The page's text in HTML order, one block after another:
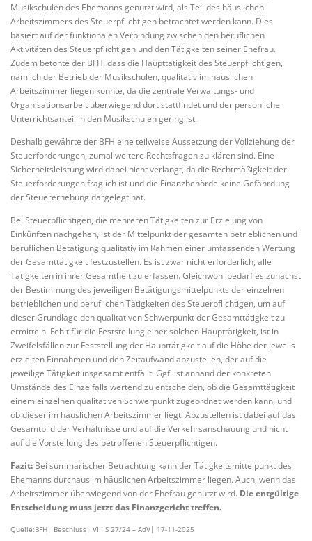
Musikschulen des Ehemanns genutzt wird, als Teil des häuslichen
Arbeitszimmers des Steuerpflichtigen betrachtet werden kann. Dies
basiert auf der funktionalen Verbindung zwischen den beruflichen
Aktivitäten des Steuerpflichtigen und den Tätigkeiten seiner Ehefrau.
Zudem betonte der BFH, dass die Haupttätigkeit des Steuerpflichtigen,
nämlich der Betrieb der Musikschulen, qualitativ im häuslichen
Arbeitszimmer liegen könnte, da die zentrale Verwaltungs- und
Organisationsarbeit überwiegend dort stattfindet und der persönliche
Unterrichtsanteil in den Musikschulen gering ist.
Deshalb gewährte der BFH eine teilweise Aussetzung der Vollziehung der
Steuerforderungen, zumal weitere Rechtsfragen zu klären sind. Eine
Sicherheitsleistung wird dabei nicht verlangt, da die Rechtmäßigkeit der
Steuerforderungen fraglich ist und die Finanzbehörde keine Gefährdung
der Steuererhebung dargelegt hat.
Bei Steuerpflichtigen, die mehreren Tätigkeiten zur Erzielung von
Einkünften nachgehen, ist der Mittelpunkt der gesamten betrieblichen und
beruflichen Betätigung qualitativ im Rahmen einer umfassenden Wertung
der Gesamttätigkeit festzustellen. Es ist zwar nicht erforderlich, alle
Tätigkeiten in ihrer Gesamtheit zu erfassen. Gleichwohl bedarf es zunächst
der Bestimmung des jeweiligen Betätigungsmittelpunkts der einzelnen
betrieblichen und beruflichen Tätigkeiten des Steuerpflichtigen, um auf
dieser Grundlage den qualitativen Schwerpunkt der Gesamttätigkeit zu
ermitteln. Fehlt für die Feststellung einer solchen Haupttätigkeit, ist in
Zweifelsfällen zur Feststellung der Haupttätigkeit auf die Höhe der jeweils
erzielten Einnahmen und den Zeitaufwand abzustellen, der auf die
jeweilige Tätigkeit insgesamt entfällt. Ggf. ist anhand der konkreten
Umstände des Einzelfalls wertend zu entscheiden, ob die Gesamttätigkeit
einem einzelnen qualitativen Schwerpunkt zugeordnet werden kann, und
ob dieser im häuslichen Arbeitszimmer liegt. Abzustellen ist dabei auf das
Gesamtbild der Verhältnisse und auf die Verkehrsanschauung und nicht
auf die Vorstellung des betroffenen Steuerpflichtigen.
Fazit: Bei summarischer Betrachtung kann der Tätigkeitsmittelpunkt des
Ehemanns durchaus im häuslichen Arbeitszimmer liegen. Auch, wenn das
Arbeitszimmer überwiegend von der Ehefrau genutzt wird. Die entgültige
Entscheidung muss jetzt das Finanzgericht treffen.
Quelle:BFH| Beschluss| VIII S 27/24 – AdV| 17-11-2025